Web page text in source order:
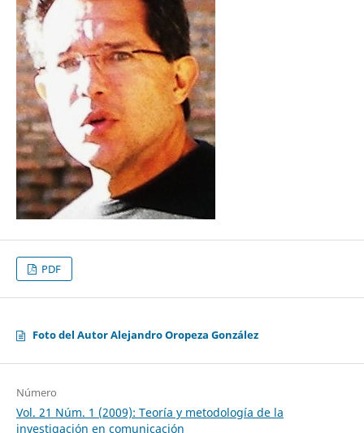
PDF
Foto del Autor Alejandro Oropeza González
Número
Vol. 21 Núm. 1 (2009): Teoría y metodología de la
investigación en comunicación